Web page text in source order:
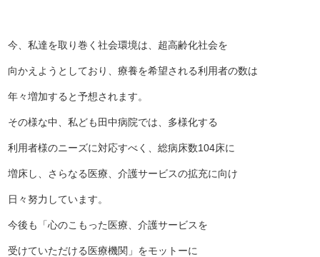
今、私達を取り巻く社会環境は、超高齢化社会を
向かえようとしており、療養を希望される利用者の数は
年々増加すると予想されます。
その様な中、私ども田中病院では、多様化する
利用者様のニーズに対応すべく、総病床数104床に
増床し、さらなる医療、介護サービスの拡充に向け
日々努力しています。
今後も「心のこもった医療、介護サービスを
受けていただける医療機関」をモットーに